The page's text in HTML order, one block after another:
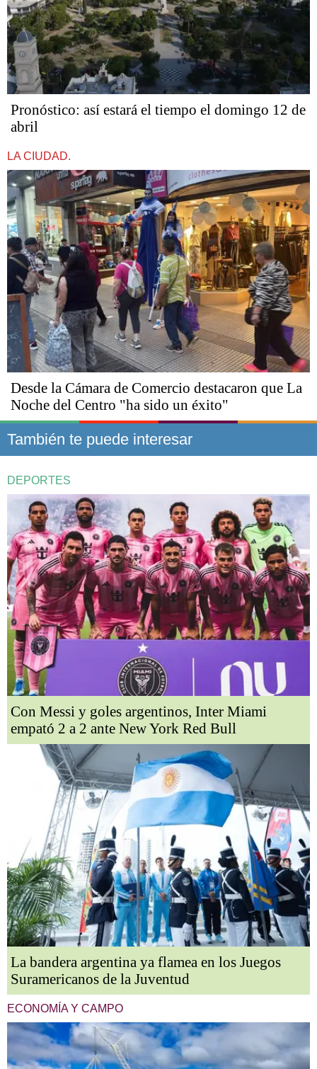
Pronóstico: así estará el tiempo el domingo 12 de
abril
LA CIUDAD.
Desde la Cámara de Comercio destacaron que La
Noche del Centro "ha sido un éxito"
También te puede interesar
DEPORTES
Con Messi y goles argentinos, Inter Miami
empató 2 a 2 ante New York Red Bull
La bandera argentina ya flamea en los Juegos
Suramericanos de la Juventud
ECONOMÍA Y CAMPO